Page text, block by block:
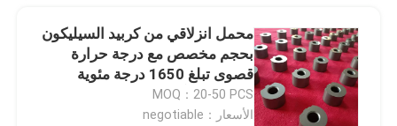
منتجات
عرض الواقع الافتراضي
محمل انزلاقي من كربيد السيليكون
بحجم مخصص مع درجة حرارة
قصوى تبلغ 1650 درجة مئوية
ومقاومة للتآكل لمضخات التروس
MOQ：20-50 PCS
الأسعار：negotiable